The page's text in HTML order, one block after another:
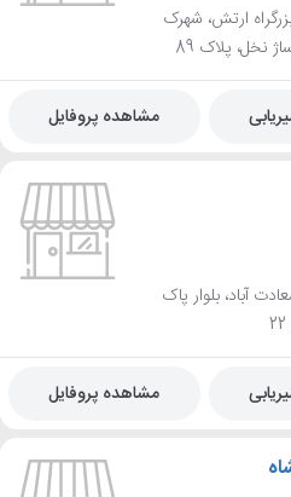
بزرگراه ارتش، شهرک
نخل، پلاک 89
مشاهده پروفایل
سعادت آباد، بلوار پاک
مشاهده پروفایل